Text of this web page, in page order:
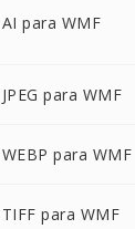
AI para WMF
JPEG para WMF
WEBP para WMF
TIFF para WMF